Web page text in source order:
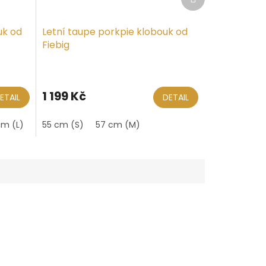
od
(L) 61 cm (XL)
Letní taupe porkpie klobouk od
Fiebig
1 199 Kč DETAIL
55 cm (S) 57 cm (M)
produkt